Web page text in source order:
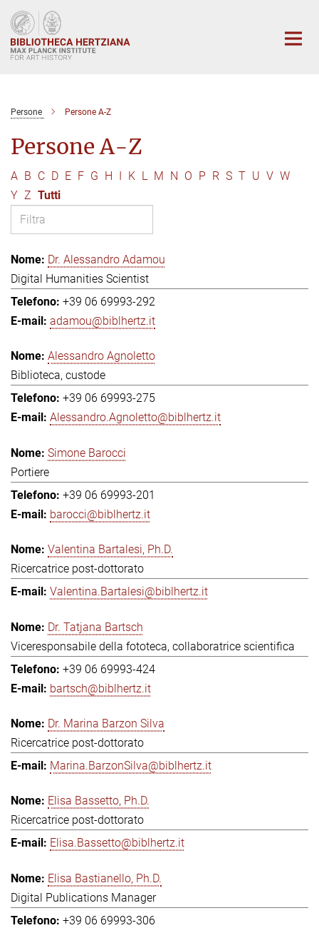
Main-
Content
Persone Persone A-Z
Persone A-Z
A B C D E F G H I K L M N O P R S T U V W
Y Z Tutti
Dr. Alessandro Adamou
Digital Humanities Scientist
+39 06 69993-292
adamou@biblhertz.it
Alessandro Agnoletto
Biblioteca, custode
+39 06 69993-275
Alessandro.Agnoletto@biblhertz.it
Simone Barocci
Portiere
+39 06 69993-201
barocci@biblhertz.it
Valentina Bartalesi, Ph.D.
Ricercatrice post-dottorato
Valentina.Bartalesi@biblhertz.it
Dr. Tatjana Bartsch
Viceresponsabile della fototeca, collaboratrice scientifica
+39 06 69993-424
bartsch@biblhertz.it
Dr. Marina Barzon Silva
Ricercatrice post-dottorato
Marina.BarzonSilva@biblhertz.it
Elisa Bassetto, Ph.D.
Ricercatrice post-dottorato
Elisa.Bassetto@biblhertz.it
Elisa Bastianello, Ph.D.
Digital Publications Manager
+39 06 69993-306